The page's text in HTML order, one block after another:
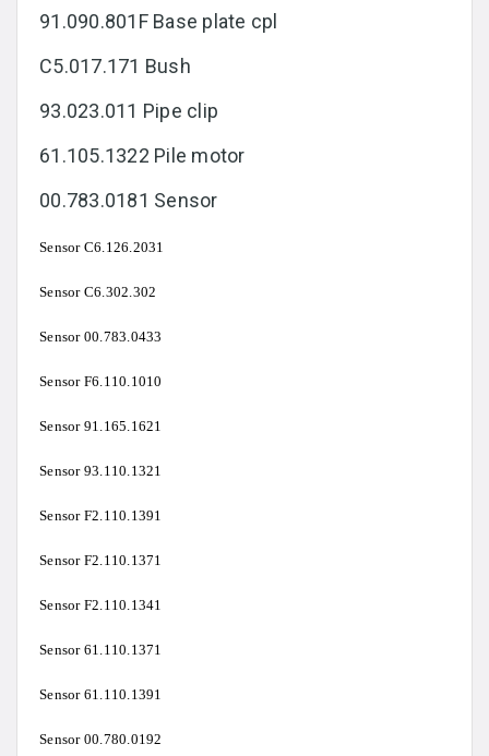
91.090.801F Base plate cpl
C5.017.171 Bush
93.023.011 Pipe clip
61.105.1322 Pile motor
00.783.0181 Sensor
Sensor C6.126.2031
Sensor C6.302.302
Sensor 00.783.0433
Sensor F6.110.1010
Sensor 91.165.1621
Sensor 93.110.1321
Sensor F2.110.1391
Sensor F2.110.1371
Sensor F2.110.1341
Sensor 61.110.1371
Sensor 61.110.1391
Sensor 00.780.0192